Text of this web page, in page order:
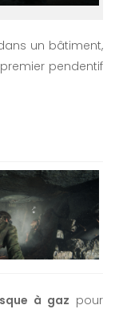
un bâtiment,
pendentif
à gaz pour